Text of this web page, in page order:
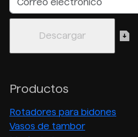
Productos
Rotadores para bidones
Vasos de tambor